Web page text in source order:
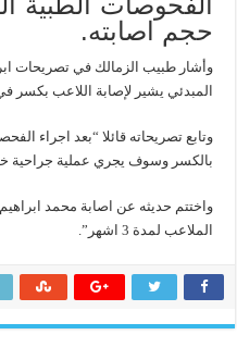
حجم اصابته.
وأشار طبيب الزمالك في تصريحات
المبدئي يشير لإصابة اللاعب
وتابع تصريحاته قائلا “بعد اجراء
بالكسر وسوف يجري عملية جراحية
واختتم حديثه عن اصابة محمد
الملاعب لمدة 3 اشهر”.